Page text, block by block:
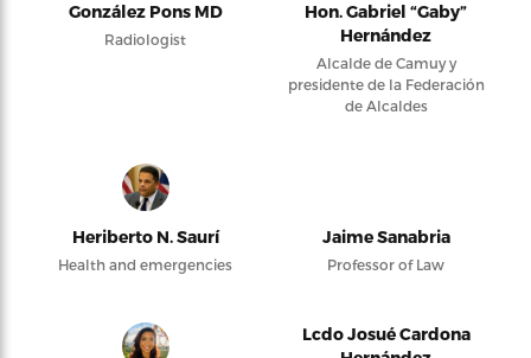
González Pons MD
Radiologist
Hon. Gabriel “Gaby”
Hernández
Alcalde de Camuy y
presidente de la Federación
de Alcaldes
Heriberto N. Saurí
Health and emergencies
Jaime Sanabria
Professor of Law
Lcdo Josué Cardona